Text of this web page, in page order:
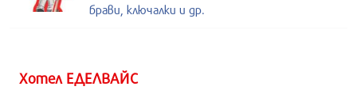
брави, ключалки и др.
Хотел ЕДЕЛВАЙС